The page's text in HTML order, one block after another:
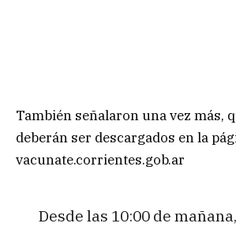
También señalaron una vez más,
deberán ser descargados en la
vacunate.corrientes.gob.ar
Desde las 10:00 de